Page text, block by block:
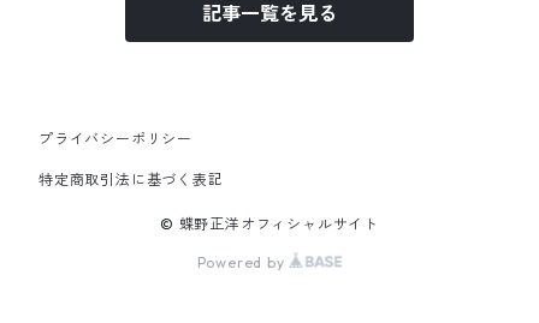
記事一覧を見る
プライバシーポリシー
特定商取引法に基づく表記
© 蝶野正洋オフィシャルサイト
Powered by